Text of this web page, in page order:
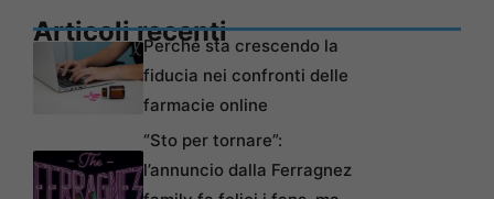
Articoli recentiPerché sta crescendo la
fiducia nei confronti delle
farmacie online
“Sto per tornare”:
l’annuncio dalla Ferragnez